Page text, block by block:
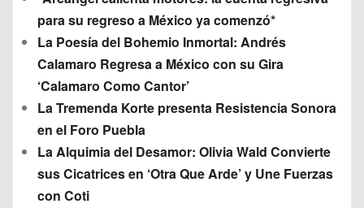
para su regreso a México ya comenzó*
La Poesía del Bohemio Inmortal: Andrés
Calamaro Regresa a México con su Gira
‘Calamaro Como Cantor’
La Tremenda Korte presenta Resistencia Sonora
en el Foro Puebla
La Alquimia del Desamor: Olivia Wald Convierte
sus Cicatrices en ‘Otra Que Arde’ y Une Fuerzas
con Coti